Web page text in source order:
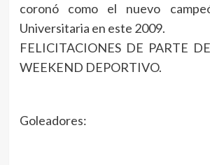
coronó como el nuevo
Universitaria en este 2009.
FELICITACIONES DE PARTE
WEEKEND DEPORTIVO.
Goleadores: